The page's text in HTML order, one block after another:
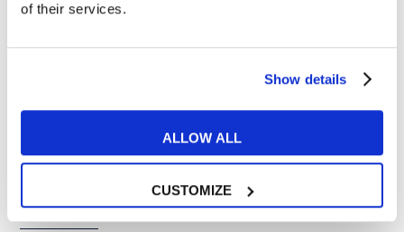
of their services.
Show details
ALLOW ALL
CUSTOMIZE
Promossi in prima superiore? Come